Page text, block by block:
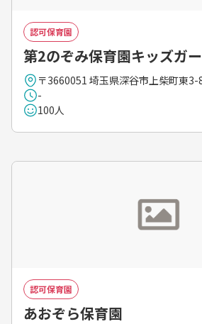
認可保育園
第2のぞみ保育園キッズガ
〒3660051 埼玉県深谷市上柴町東3-
-
100人
認可保育園
あおぞら保育園